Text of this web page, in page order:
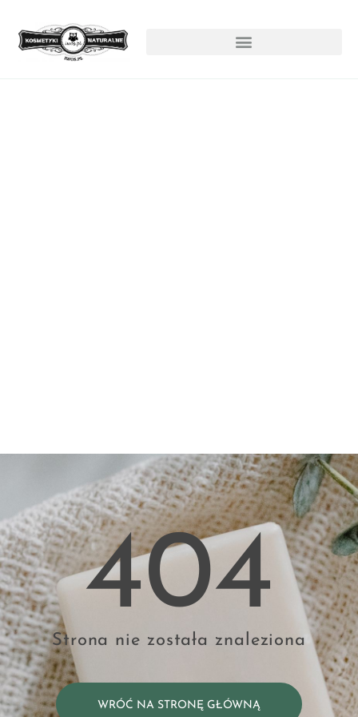
404
Strona nie została znaleziona
WRÓĆ NA STRONĘ GŁÓWNĄ